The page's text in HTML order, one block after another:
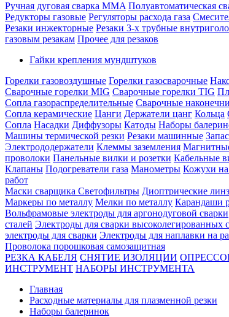
Ручная дуговая сварка MMA Полуавтоматическая
Редукторы газовые Регуляторы расхода газа
Резаки инжекторные Резаки 3-х трубные
газовым резакам Прочее для резаков
Гайки крепления мундштуков
Горелки газовоздушные Горелки газосварочные
Сварочные горелки MIG Сварочные горелки TIG
Сопла газораспределительные Сварочные
Сопла керамические Цанги Держатели цанг Кольца
Сопла Насадки Диффузоры Катоды Наборы
Машины термической резки Резаки машинные
Электрододержатели Клеммы заземления
проволоки Панельные вилки и розетки Кабельные
Клапаны Подогреватели газа Манометры Кожухи
работ
Маски сварщика Светофильтры Диоптрические
Маркеры по металлу Мелки по металлу Карандаши
Вольфрамовые электроды для аргонодуговой сварки
сталей Электроды для сварки высоколегированных
электроды для сварки Электроды для наплавки на
Проволока порошковая самозащитная
РЕЗКА КАБЕЛЯ СНЯТИЕ ИЗОЛЯЦИИ
ИНСТРУМЕНТ НАБОРЫ ИНСТРУМЕНТА
Главная
Расходные материалы для плазменной резки
Наборы балеринок